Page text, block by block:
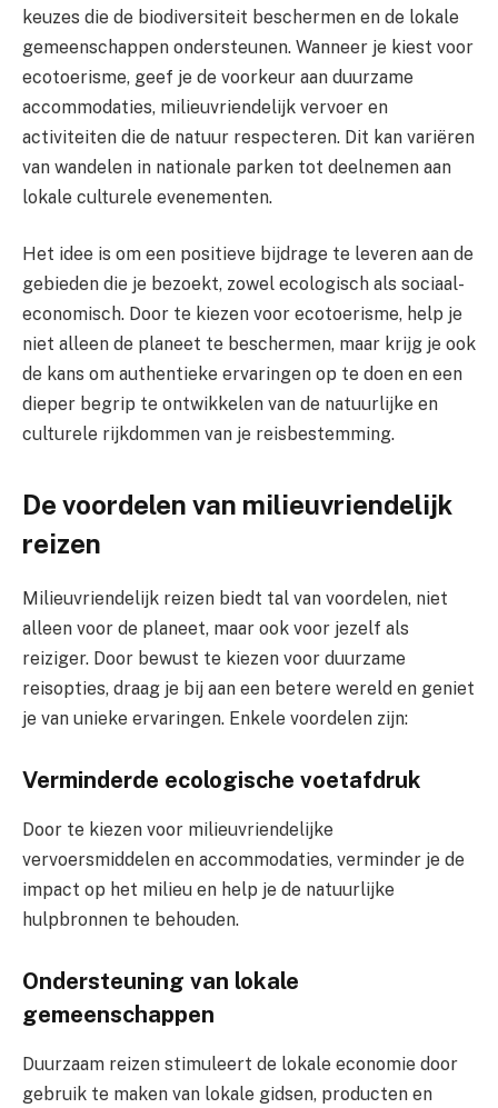
keuzes die de biodiversiteit beschermen en de lokale
gemeenschappen ondersteunen. Wanneer je kiest voor
ecotoerisme, geef je de voorkeur aan duurzame
accommodaties, milieuvriendelijk vervoer en
activiteiten die de natuur respecteren. Dit kan variëren
van wandelen in nationale parken tot deelnemen aan
lokale culturele evenementen.
Het idee is om een positieve bijdrage te leveren aan de
gebieden die je bezoekt, zowel ecologisch als sociaal-
economisch. Door te kiezen voor ecotoerisme, help je
niet alleen de planeet te beschermen, maar krijg je ook
de kans om authentieke ervaringen op te doen en een
dieper begrip te ontwikkelen van de natuurlijke en
culturele rijkdommen van je reisbestemming.
De voordelen van milieuvriendelijk
reizen
Milieuvriendelijk reizen biedt tal van voordelen, niet
alleen voor de planeet, maar ook voor jezelf als
reiziger. Door bewust te kiezen voor duurzame
reisopties, draag je bij aan een betere wereld en geniet
je van unieke ervaringen. Enkele voordelen zijn:
Verminderde ecologische voetafdruk
Door te kiezen voor milieuvriendelijke
vervoersmiddelen en accommodaties, verminder je de
impact op het milieu en help je de natuurlijke
hulpbronnen te behouden.
Ondersteuning van lokale
gemeenschappen
Duurzaam reizen stimuleert de lokale economie door
gebruik te maken van lokale gidsen, producten en